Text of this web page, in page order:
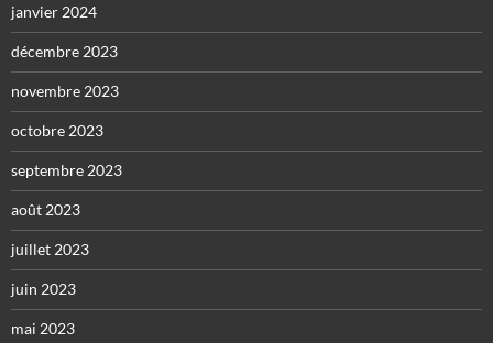
janvier 2024
décembre 2023
novembre 2023
octobre 2023
septembre 2023
août 2023
juillet 2023
juin 2023
mai 2023